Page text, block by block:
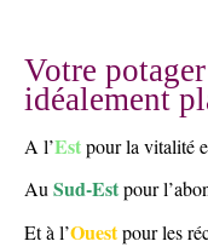
Votre
idéalement
A l’Estpour la vitalité
AuSud-Estpour
Et à l’Ouestpour les